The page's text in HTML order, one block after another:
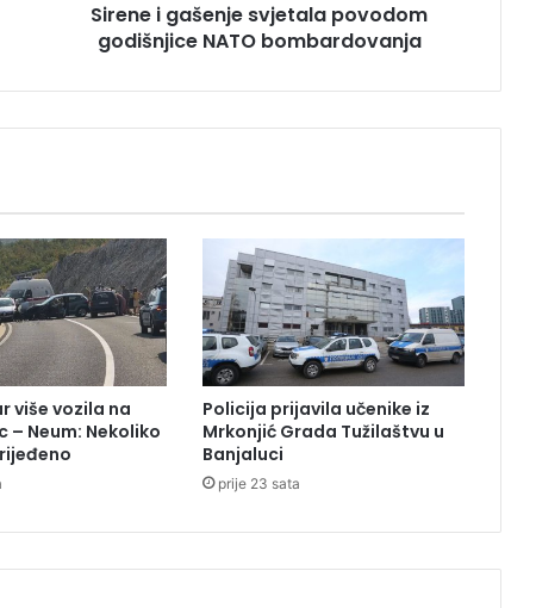
j
e
t
a
l
a
o
v
o
d
o
o
d
Sirene i gašenje svjetala povodom
godišnjice NATO bombardovanja
više vozila na
– Neum: Nekoliko
Policija prijavila učenike iz
Mrkonjić Grada Tužilaštvu u
Banjaluci
prije 23 sata